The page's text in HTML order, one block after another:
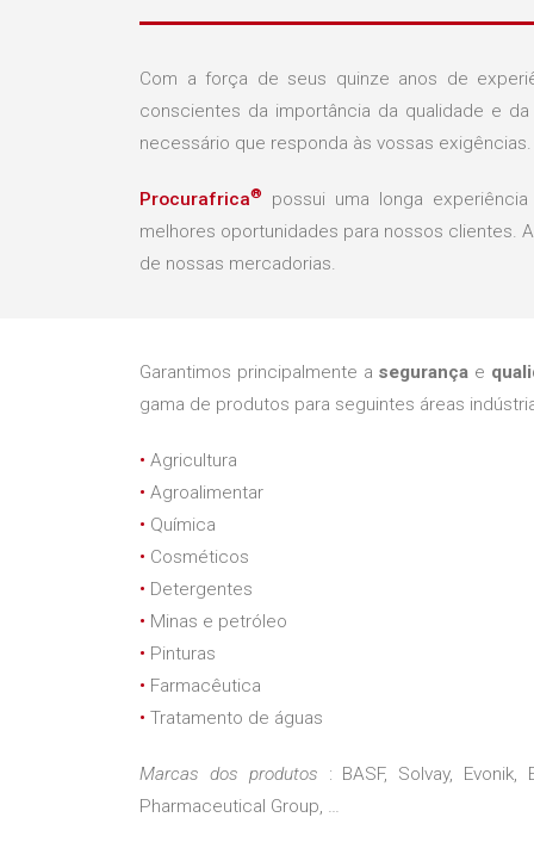
Com a força de seus quinze anos de
conscientes da importância da qualidade e
necessário que responda às vossas exigências.
Procurafrica®
possui uma longa
melhores oportunidades para nossos clientes.
de nossas mercadorias.
Garantimos principalmente a segurança e
gama de produtos para seguintes áreas
• Agricultura
• Agroalimentar
• Química
• Cosméticos
• Detergentes
• Minas e petróleo
• Pinturas
• Farmacêutica
• Tratamento de águas
Marcas dos produtos : BASF, Solvay, Evonik,
Pharmaceutical Group, …